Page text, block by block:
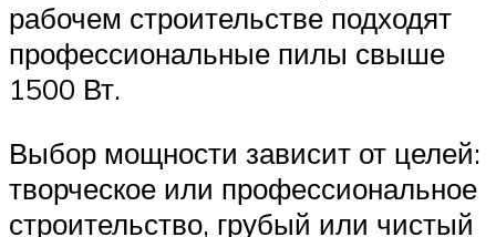
рабочем строительстве подходят
профессиональные пилы свыше
1500 Вт.
Выбор мощности зависит от целей:
творческое или профессиональное
строительство, грубый или чистый